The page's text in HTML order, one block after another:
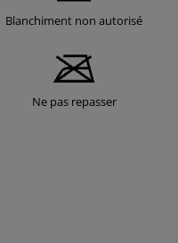
Blanchiment non autorisé
Ne pas repasser